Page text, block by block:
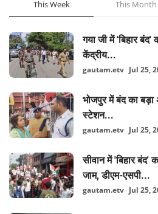
This Week This Month
गया जी में 'बिहार
केंद्रीय...
gautam.etv Jul 25,
भोजपुर में बंद का
स्टेशन...
gautam.etv Jul 25,
सीवान में 'बिहार बंद'
जाम, डीएम-एसपी...
gautam.etv Jul 25,